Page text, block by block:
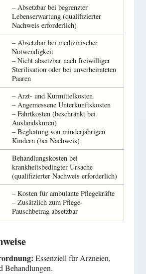
– Absetzbar bei begrenzter
Lebenserwartung (qualifizierter
Nachweis erforderlich)
– Absetzbar bei medizinischer
Notwendigkeit
– Nicht absetzbar nach freiwilliger
Sterilisation oder bei unverheirateten
Paaren
– Arzt- und Kurmittelkosten
– Angemessene Unterkunftskosten
– Fahrtkosten (beschränkt bei
Auslandskuren)
– Begleitung von minderjährigen
Kindern (bei Nachweis)
Behandlungskosten bei
krankheitsbedingter Ursache
(qualifizierter Nachweis erforderlich)
– Kosten für ambulante Pflegekräfte
– Zusätzlich zum Pflege-
Pauschbetrag absetzbar
Essenziell für Arzneien,
Behandlungen.